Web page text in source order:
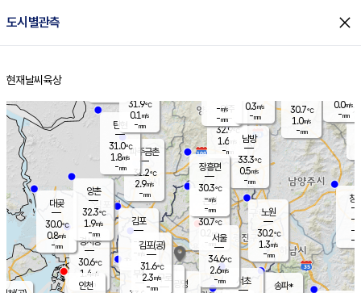
도시별관측 close
홈
현재날씨 육상
양주
32.9℃
1.6
-mm
경서동
30.6℃
1.4 m/s
-mm
파주금촌
31.2℃
2.9m/s
-mm
30.7℃
1.0m/s
-mm
대곶
30.0℃
0.8m/s
-mm
창
-
-m/
-
탄현
31.0℃
1.8m/s
-mm
0.0m/s
-mm
김포
- ℃
-m/s
mm
광명
부천
양촌
32.3℃
1.9m/s
-mm
구로
은평
30.7℃
0.2 m/s
- mm
노원
30.2℃
1.3m/s
-mm
송파*
서초
남방
33.3℃
0.5m/s
-mm
장흥면
30.3℃
-m/s
-mm
-m/s
-mm
김포(공)
31.6℃
2.3m/s
-mm
인천
서울
34.6℃
2.6m/s
-mm
31.9℃
0.1 m/s
-mm
0.3m/s
-mm